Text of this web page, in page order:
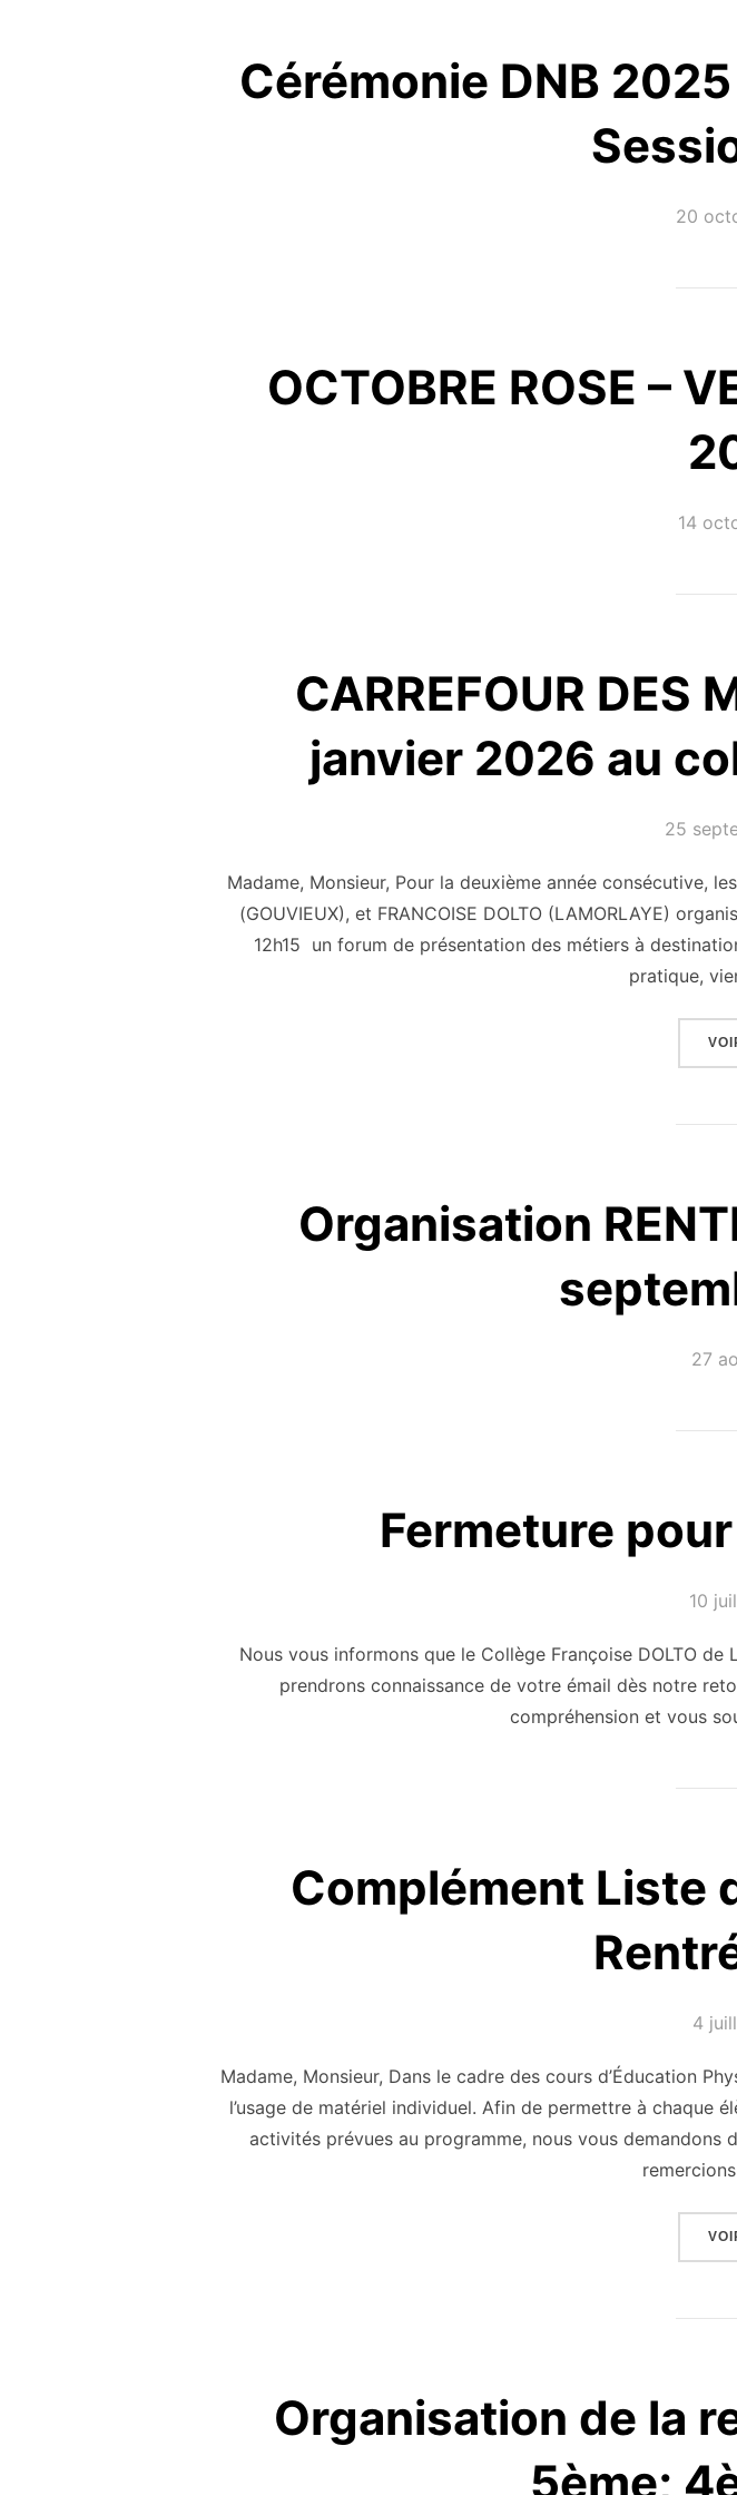
Cérémonie DNB
Publié
20
OCTOBRE ROSE –
Publié
14
CARREFOUR DES
janvier 2026 au
Publié
25
Madame, Monsieur, Pour la deuxième année consécutive,
(GOUVIEUX), et FRANCOISE DOLTO (LAMORLAYE)
12h15 un forum de présentation des métiers à
pratique,
Organisation
27
Fermeture
10
Nous vous informons que le Collège Françoise DOLTO
prendrons connaissance de votre émail dès notre
compréhension et vous
Complément Liste
4
Madame, Monsieur, Dans le cadre des cours d’Éducation
l’usage de matériel individuel. Afin de permettre à chaque
activités prévues au programme, nous vous demandons
Organisation de la
5ème;